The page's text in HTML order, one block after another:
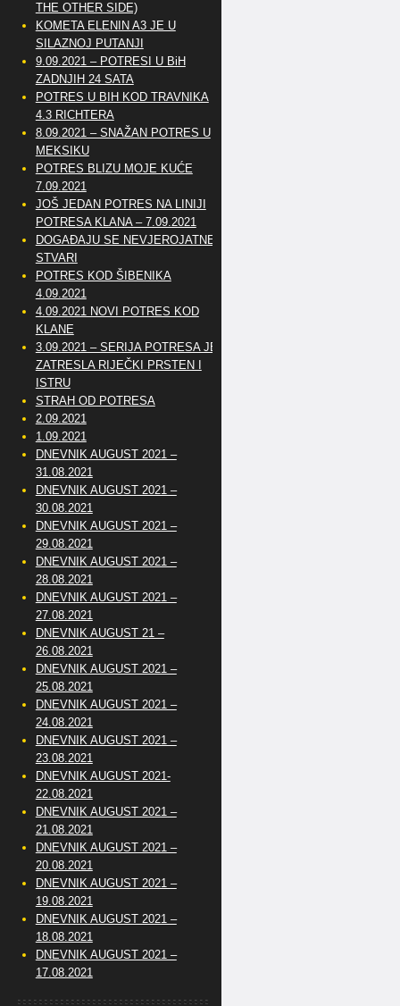
THE OTHER SIDE)
KOMETA ELENIN A3 JE U
SILAZNOJ PUTANJI
9.09.2021 – POTRESI U BiH
ZADNJIH 24 SATA
POTRES U BIH KOD TRAVNIKA
4.3 RICHTERA
8.09.2021 – SNAŽAN POTRES U
MEKSIKU
POTRES BLIZU MOJE KUĆE
7.09.2021
JOŠ JEDAN POTRES NA LINIJI
POTRESA KLANA – 7.09.2021
DOGAĐAJU SE NEVJEROJATNE
STVARI
POTRES KOD ŠIBENIKA
4.09.2021
4.09.2021 NOVI POTRES KOD
KLANE
3.09.2021 – SERIJA POTRESA JE
ZATRESLA RIJEČKI PRSTEN I
ISTRU
STRAH OD POTRESA
2.09.2021
1.09.2021
DNEVNIK AUGUST 2021 –
31.08.2021
DNEVNIK AUGUST 2021 –
30.08.2021
DNEVNIK AUGUST 2021 –
29.08.2021
DNEVNIK AUGUST 2021 –
28.08.2021
DNEVNIK AUGUST 2021 –
27.08.2021
DNEVNIK AUGUST 21 –
26.08.2021
DNEVNIK AUGUST 2021 –
25.08.2021
DNEVNIK AUGUST 2021 –
24.08.2021
DNEVNIK AUGUST 2021 –
23.08.2021
DNEVNIK AUGUST 2021-
22.08.2021
DNEVNIK AUGUST 2021 –
21.08.2021
DNEVNIK AUGUST 2021 –
20.08.2021
DNEVNIK AUGUST 2021 –
19.08.2021
DNEVNIK AUGUST 2021 –
18.08.2021
DNEVNIK AUGUST 2021 –
17.08.2021